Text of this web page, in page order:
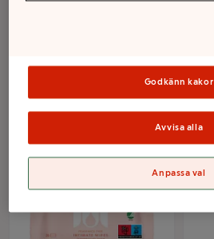
Godkänn kakor
Avvisa alla
Anpassa val